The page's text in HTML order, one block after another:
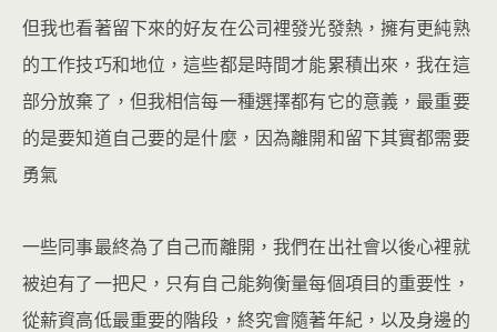
但我也看著留下來的好友在公司裡發光發熱，擁有更純熟
的工作技巧和地位，這些都是時間才能累積出來，我在這
部分放棄了，但我相信每一種選擇都有它的意義，最重要
的是要知道自己要的是什麼，因為離開和留下其實都需要
勇氣
一些同事最終為了自己而離開，我們在出社會以後心裡就
被迫有了一把尺，只有自己能夠衡量每個項目的重要性，
從薪資高低最重要的階段，終究會隨著年紀，以及身邊的